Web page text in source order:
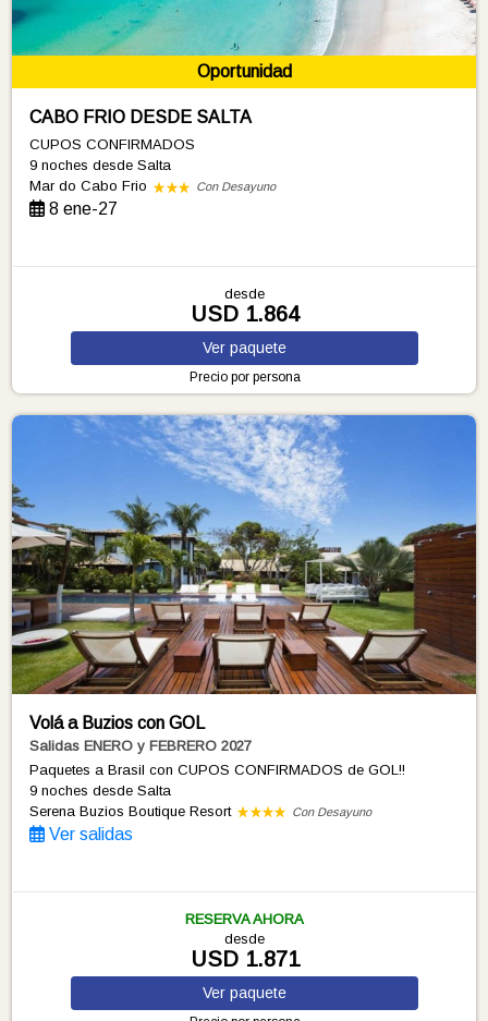
Oportunidad
CABO FRIO DESDE SALTA
CUPOS CONFIRMADOS
9 nochesdesde Salta
Mar do Cabo Frio
Con Desayuno
8 ene-27
desde
USD 1.864
Ver paquete
Precio por persona
Volá a Buzios con GOL
Salidas ENERO y FEBRERO 2027
Paquetes a Brasil con CUPOS CONFIRMADOS de GOL!!
9 nochesdesde Salta
Serena Buzios Boutique Resort
Con Desayuno
Ver salidas
RESERVA AHORA
desde
USD 1.871
Ver paquete